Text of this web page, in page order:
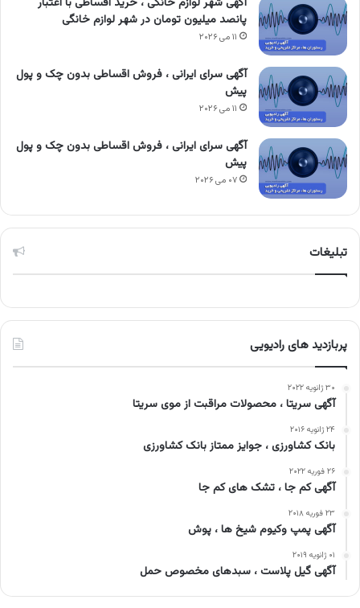
پانصد میلیون تومان در شهر لوازم خانگی
۱۱ می ۲۰۲۶
آگهی سرای ایرانی ، فروش اقساطی بدون چک و پول
پیش
۱۱ می ۲۰۲۶
آگهی سرای ایرانی ، فروش اقساطی بدون چک و پول
پیش
۰۷ می ۲۰۲۶
تبلیغات
پربازدید های رادیویی
۳۰ ژانویه ۲۰۲۲
آگهی سریتا ، محصولات مراقبت از موی سریتا
۲۴ ژانویه ۲۰۱۶
بانک کشاورزی ، جوایز ممتاز بانک کشاورزی
۲۶ فوریه ۲۰۲۲
آگهی کم جا ، تشک های کم جا
۲۳ فوریه ۲۰۱۸
آگهی پمپ وکیوم شیخ ها ، پوش
۰۱ ژانویه ۲۰۱۹
آگهی گیل پلاست ، سبدهای مخصوص حمل